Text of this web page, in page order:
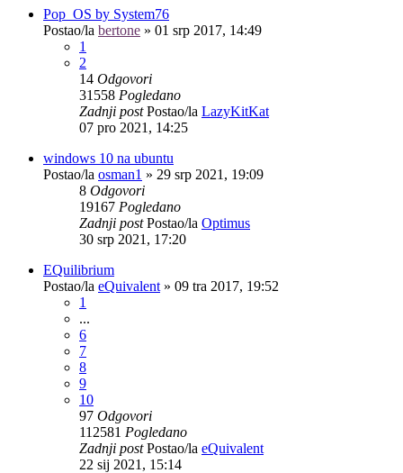
Pop_OS by System76
Postao/la bertone » 01 srp 2017, 14:49
1
2
14 Odgovori
31558 Pogledano
Zadnji postPostao/la LazyKitKat
07 pro 2021, 14:25
windows 10 na ubuntu
Postao/la osman1 » 29 srp 2021, 19:09
8 Odgovori
19167 Pogledano
Zadnji postPostao/la Optimus
30 srp 2021, 17:20
EQuilibrium
Postao/la eQuivalent » 09 tra 2017, 19:52
1
...
6
7
8
9
10
97 Odgovori
112581 Pogledano
Zadnji postPostao/la eQuivalent
22 sij 2021, 15:14